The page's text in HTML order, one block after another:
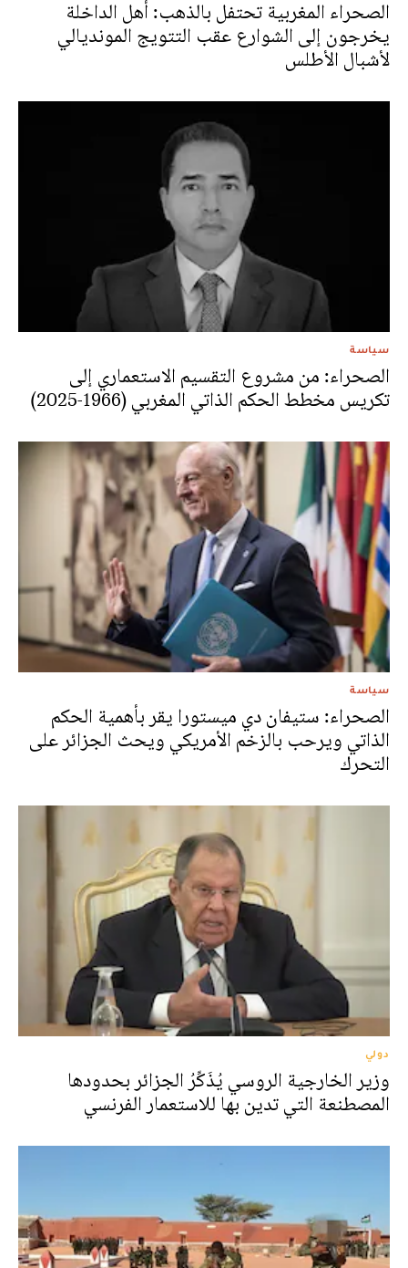
الصحراء المغربية تحتفل بالذهب: أهل الداخلة
يخرجون إلى الشوارع عقب التتويج المونديالي
لأشبال الأطلس
سياسة
الصحراء: من مشروع التقسيم الاستعماري إلى
تكريس مخطط الحكم الذاتي المغربي (1966-2025)
سياسة
الصحراء: ستيفان دي ميستورا يقر بأهمية الحكم
الذاتي ويرحب بالزخم الأمريكي ويحث الجزائر على
التحرك
دولي
وزير الخارجية الروسي يُذَكِّرُ الجزائر بحدودها
المصطنعة التي تدين بها للاستعمار الفرنسي